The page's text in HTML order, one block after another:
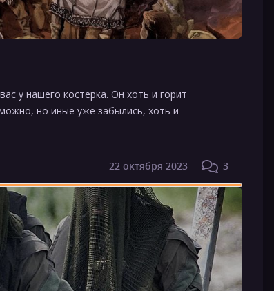
у нашего костерка. Он хоть и горит
но иные уже забылись, хоть и
22 октября 2023 3